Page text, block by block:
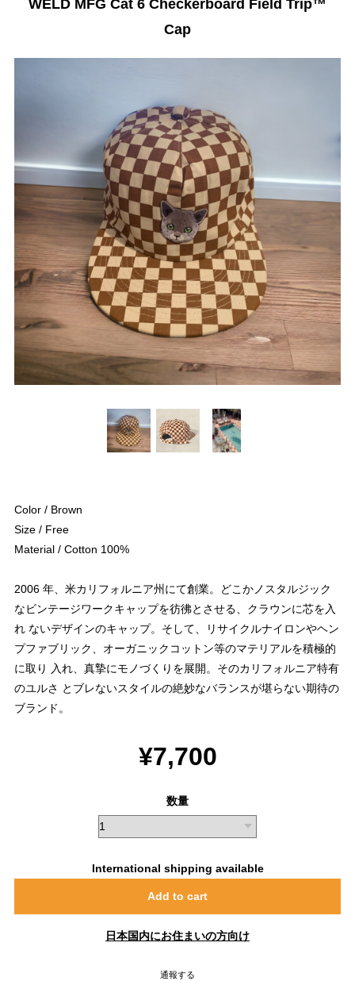
WELD MFG Cat 6 Checkerboard Field Trip™️
Cap
Color / Brown
Size / Free
Material / Cotton 100%
2006 年、米カリフォルニア州にて創業。どこかノスタルジック
なビンテージワークキャップを彷彿とさせる、クラウンに芯を入
れ ないデザインのキャップ。そして、リサイクルナイロンやヘン
プファブリック、オーガニックコットン等のマテリアルを積極的
に取り 入れ、真摯にモノづくりを展開。そのカリフォルニア特有
のユルさ とブレないスタイルの絶妙なバランスが堪らない期待の
ブランド。
¥7,700
数量
International shipping available
Add to cart
日本国内にお住まいの方向け
通報する